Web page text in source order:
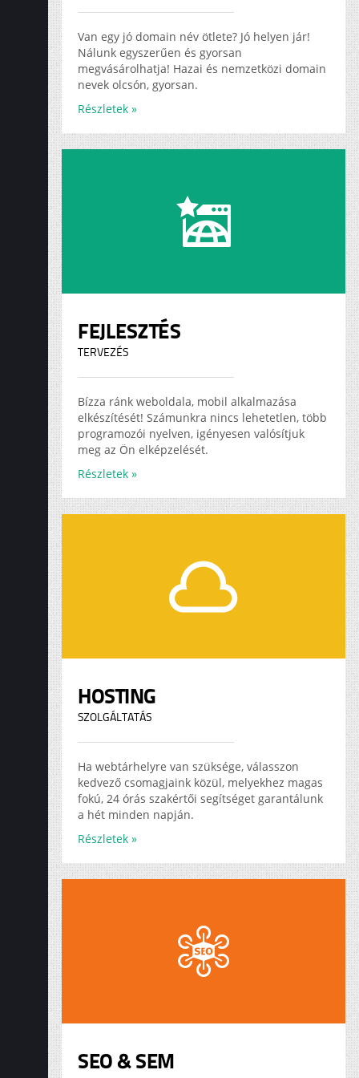
Van egy jó domain név ötlete? Jó helyen jár!
Nálunk egyszerűen és gyorsan
megvásárolhatja! Hazai és nemzetközi domain
nevek olcsón, gyorsan.
Részletek »
FEJLESZTÉS
TERVEZÉS
Bízza ránk weboldala, mobil alkalmazása
elkészítését! Számunkra nincs lehetetlen, több
programozói nyelven, igényesen valósítjuk
meg az Ön elképzelését.
Részletek »
HOSTING
SZOLGÁLTATÁS
Ha webtárhelyre van szüksége, válasszon
kedvező csomagjaink közül, melyekhez magas
fokú, 24 órás szakértői segítséget garantálunk
a hét minden napján.
Részletek »
SEO & SEM